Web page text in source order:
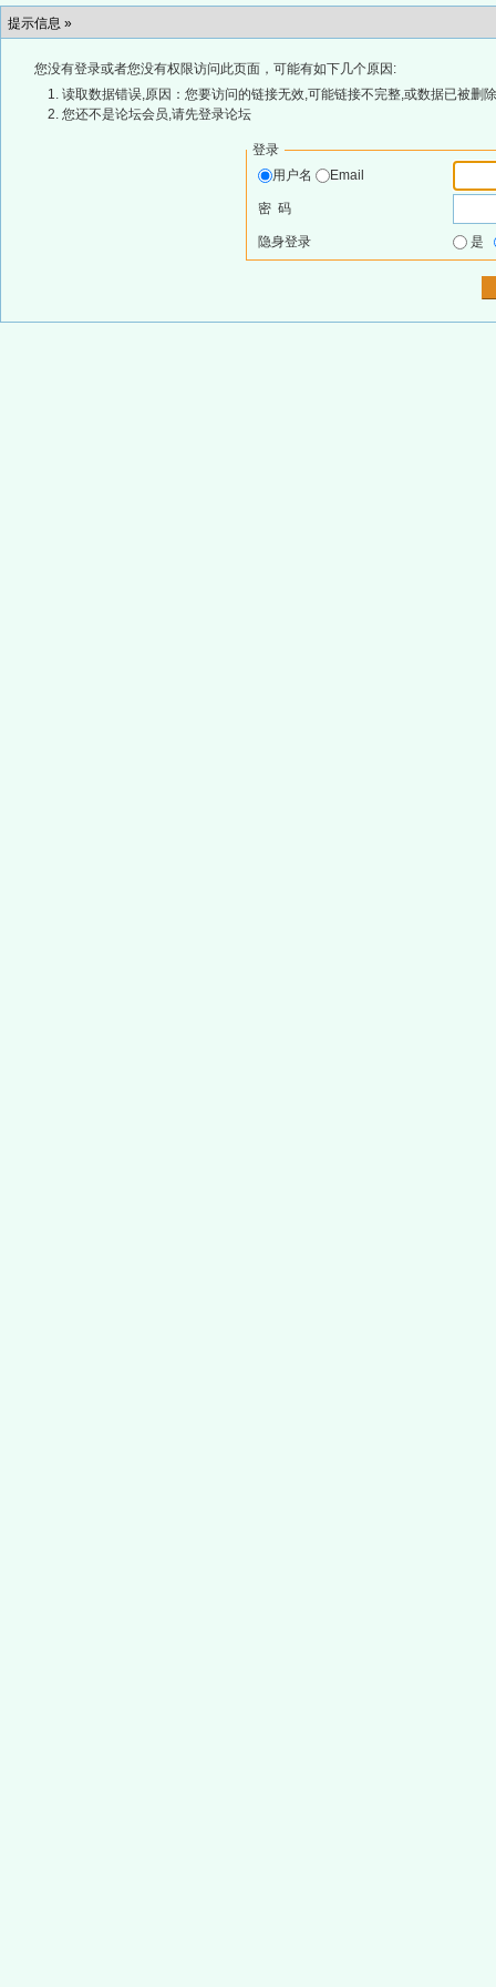
提示信息 »
您没有登录或者您没有权限访问此页面，可能有如下几个原因:
读取数据错误,原因：您要访问的链接无效,可能链接不完整,或数据已被删
您还不是论坛会员,请先登录论坛
登录
用户名
Email
密 码
隐身登录 是